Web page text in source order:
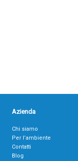
Azienda
Chi siamo
Per l’ambiente
Contatti
Blog